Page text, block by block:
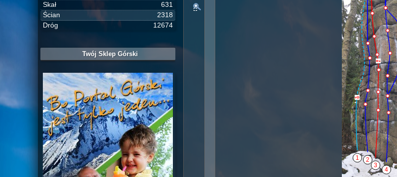
Skał
631
Ścian
2318
Dróg
12674
Twój Sklep Górski